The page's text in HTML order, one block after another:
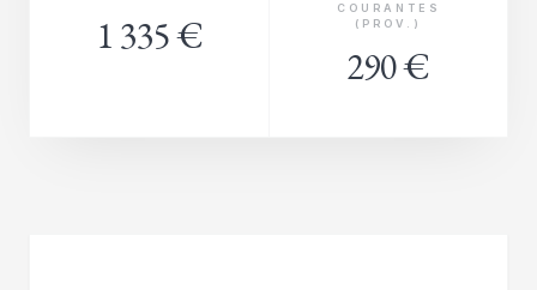
1 335 €
COURANTES
(PROV.)
290 €